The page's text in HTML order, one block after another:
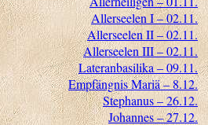
Allerseelen I – 02.11.
Allerseelen II – 02.11.
Allerseelen III – 02.11.
Lateranbasilika – 09.11.
Empfängnis Mariä – 8.12.
Stephanus – 26.12.
Johannes – 27.12.